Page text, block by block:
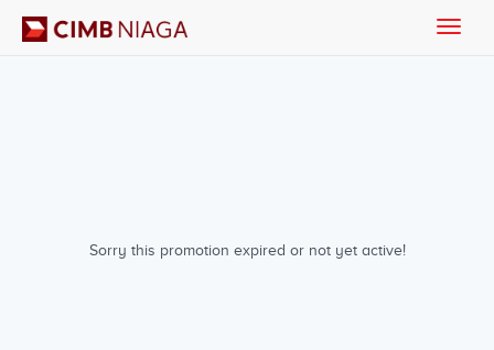
Sorry this promotion expired or not yet active!
Toggle